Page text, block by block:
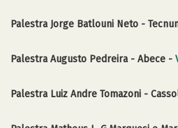
Palestra Jorge Batlouni Neto -
Palestra Augusto Pedreira - Abece -
Palestra Luiz Andre Tomazoni -